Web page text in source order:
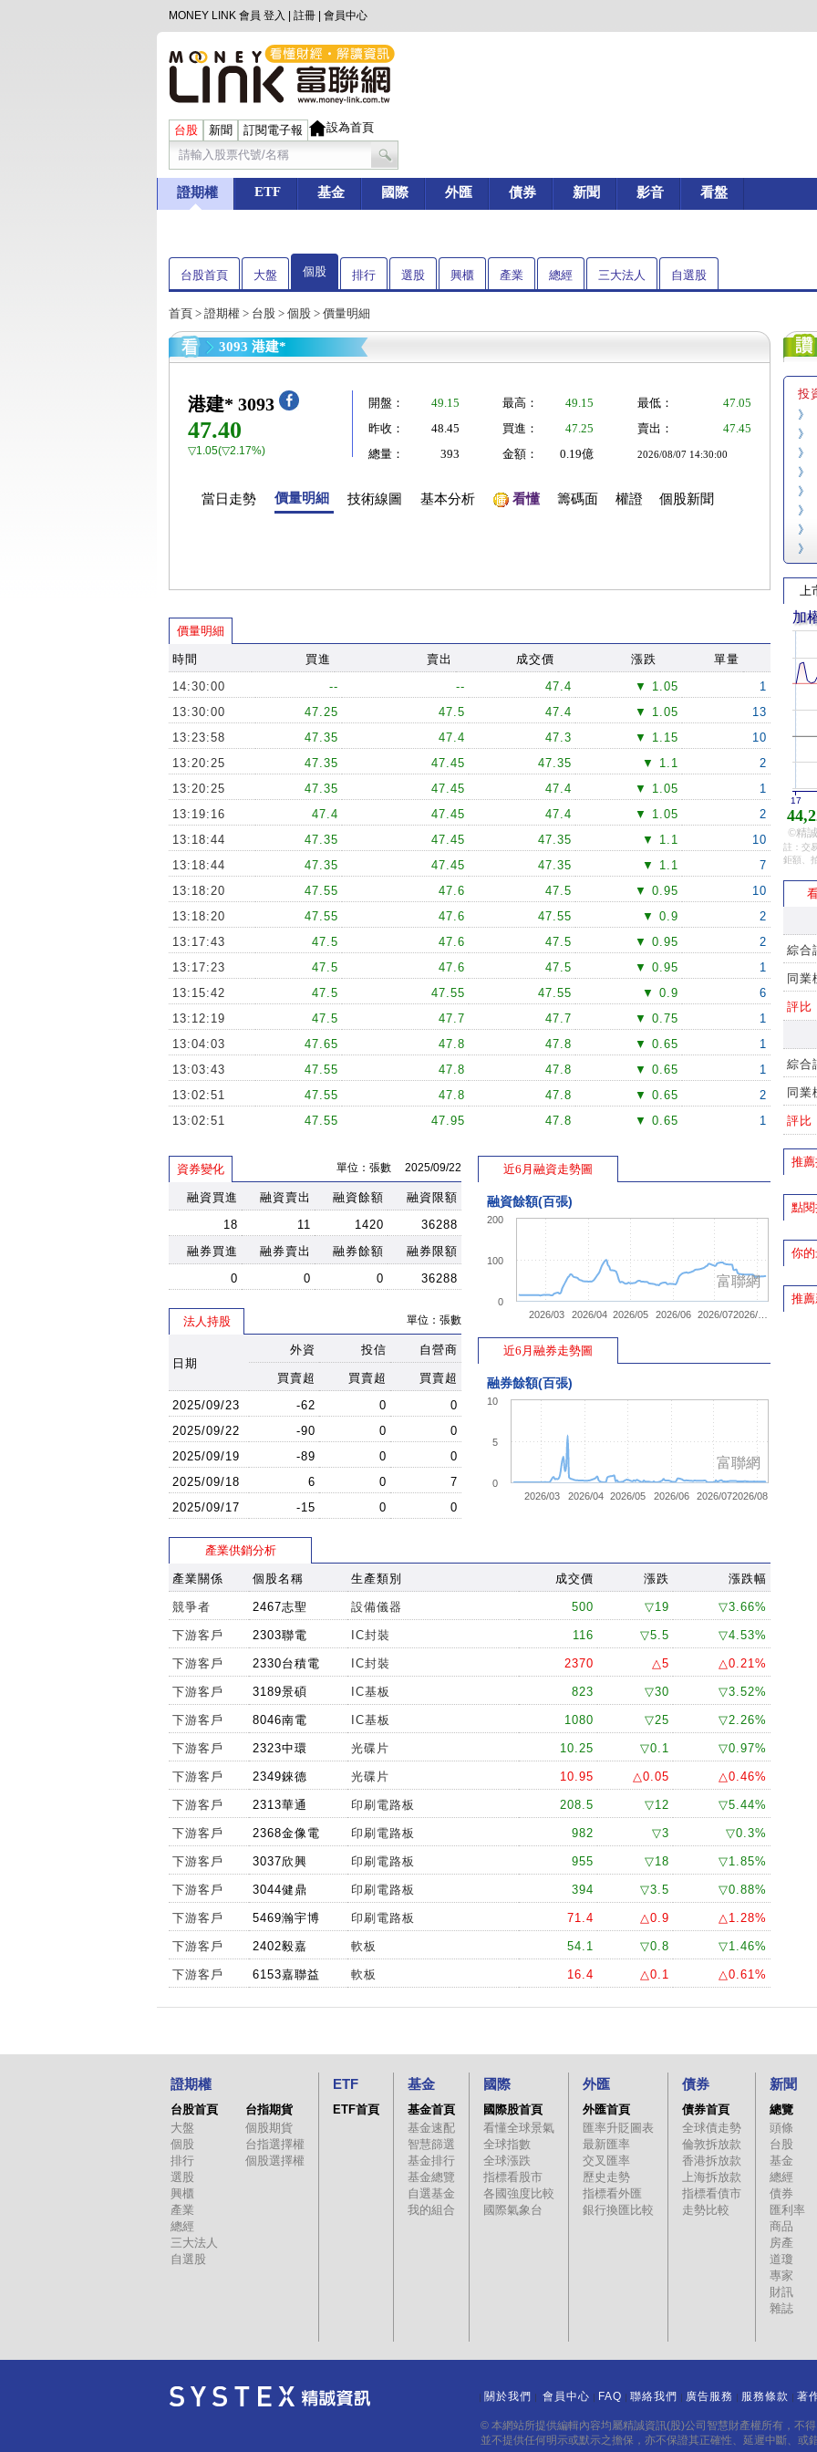
MONEY LINK 會員 登入 註冊 會員中心
台股 新聞 訂閱電子報 設為首頁
證期權 ETF 基金 國際 外匯 債券 新聞 影音 看盤
台股首頁 大盤 個股 排行 選股 興櫃 產業 總經 三大法人 自選股
首頁 > 證期權 > 台股 > 個股 > 價量明細
3093 港建*
港建* 3093
47.40
▽1.05(▽2.17%)
開盤： 49.15 最高： 49.15 最低：
47.05
昨收：
48.45 買進： 47.25 賣出：
47.45
總量：
393 金額： 0.19億 2026/08/07 14:30:00
當日走勢 價量明細 技術線圖 基本分析 看懂 籌碼面 權證 個股新聞
價量明細
時間 買進 賣出 成交價 漲跌
單量
14:30:00
-- -- 47.4 ▼ 1.05
1
13:30:00
47.25 47.5 47.4 ▼ 1.05
13
13:23:58
47.35 47.4 47.3 ▼ 1.15
10
13:20:25
47.35 47.45 47.35 ▼ 1.1
2
13:20:25
47.35 47.45 47.4 ▼ 1.05
1
13:19:16
47.4 47.45 47.4 ▼ 1.05
2
13:18:44
47.35 47.45 47.35 ▼ 1.1
10
13:18:44
47.35 47.45 47.35 ▼ 1.1
7
13:18:20
47.55 47.6 47.5 ▼ 0.95
10
13:18:20
47.55 47.6 47.55 ▼ 0.9
2
13:17:43
47.5 47.6 47.5 ▼ 0.95
2
13:17:23
47.5 47.6 47.5 ▼ 0.95
1
13:15:42
47.5 47.55 47.55 ▼ 0.9
6
13:12:19
47.5 47.7 47.7 ▼ 0.75
1
13:04:03
47.65 47.8 47.8 ▼ 0.65
1
13:03:43
47.55 47.8 47.8 ▼ 0.65
1
13:02:51
47.55 47.8 47.8 ▼ 0.65
2
13:02:51
47.55 47.95 47.8 ▼ 0.65
1
13:00:59
47.8 47.95 47.8
12:59:38
47.7 47.8 47.8
12:59:26
47.65 47.8 47.6 ▼ 0.85
1
12:59:26
47.65 47.8 47.65 ▼ 0.8
47.65 47.75 47.75 ▼ 0.7
1
47.75 ▼ 0.7
1
12:53:57
47.75
47.55 47.7 47.7
47.5 47.75 47.75
12:47:03
47.5 47.85 47.5 ▼ 0.95
1
12:40:45
47.45 47.6 ▼ 0.85
12:40:45
47.6 47.75 47.6 ▼ 0.85
12:40:36
47.6 47.75 47.6 ▼ 0.85
5
12:39:34
47.6 47.75 47.6 ▼ 0.85
1
12:38:43
12:36:45
47.7 ▼ 0.75
3
12:36:45
47.75 ▼ 0.7
2
12:19:47
▼ 0.45
1
12:17:45
47.7 47.9 ▼ 0.55
2
12:15:59
47.55
12:15:56
47.45 47.7 47.7 ▼ 0.75
1
12:01:06
47.35 47.6 47.35 ▼ 1.1
1
11:58:05
47.35 47.6 47.35 ▼ 1.1
1
11:54:30
47.35 47.35 ▼ 1.1
1
11:53:38
47.6 ▼ 0.85
1
11:53:38
47.6 ▼ 0.85
1
11:51:55
▼ 0.85
1
11:51:51
47.65 ▼ 0.8
2
11:51:21
47.65 47.8 ▼ 0.65
1
11:43:46
47.75 47.75 ▼ 0.7
2
11:43:46
47.6 47.75 47.75 ▼ 0.7
1
11:43:39
47.6 47.75 47.6 ▼ 0.85
2
11:32:24
47.1 47.25
11:22:09
47.35 47.5 47.35
11:19:38
47.55
11:19:38
47.55
11:17:09
47.7 47.5 ▼ 0.95
11:17:09
47.7 ▼ 0.95
11:14:50
10:46:49
47.6 47.6 ▼ 0.85
3
47.85 ▼ 0.6
6
47.9 ▼ 0.55 1
資券變化 單位：張數 2025/09/22
融資買進 融資賣出 融資餘額
融資限額
18
11 1420
36288
融券買進
融券賣出 融券餘額
融券限額
0
0 0 36288
法人持股 單位：張數
日期
外資 投信 自營商
買賣超 買賣超
買賣超
2025/09/23
-62 0
0
2025/09/22
-90 0
0
2025/09/19
-89 0
0
2025/09/18
6 0
7
2025/09/17
-15 0 0
近6月融資走勢圖
融資餘額(百張)
2026/03 2026/04 2026/05 2026/06 2026/072026/…
0
100
200
富聯網
近6月融券走勢圖
融券餘額(百張)
2026/03 2026/04 2026/05 2026/06 2026/072026/08
0
5
10
富聯網
產業供銷分析
產業關係 個股名稱 生產類別 成交價 漲跌 漲跌幅
競爭者 2467志聖 設備儀器 500 ▽19 ▽3.66%
下游客戶 2303聯電 IC封裝 116 ▽5.5 ▽4.53%
下游客戶 2330台積電 IC封裝 2370 △5 △0.21%
下游客戶 3189景碩 IC基板 823 ▽30 ▽3.52%
下游客戶 8046南電 IC基板 1080 ▽25 ▽2.26%
下游客戶 2323中環 光碟片 10.25 ▽0.1 ▽0.97%
下游客戶 2349錸德 光碟片 10.95 △0.05 △0.46%
下游客戶 2313華通 印刷電路板 208.5 ▽12 ▽5.44%
下游客戶 2368金像電 印刷電路板 982 ▽3 ▽0.3%
下游客戶 3037欣興 印刷電路板 955 ▽18 ▽1.85%
下游客戶 3044健鼎 印刷電路板 394 ▽3.5 ▽0.88%
下游客戶 5469瀚宇博 印刷電路板 71.4 △0.9 △1.28%
下游客戶 2402毅嘉 軟板 54.1 ▽0.8 ▽1.46%
下游客戶 6153嘉聯益 軟板 16.4 △0.1 △0.61%
投
》
》
》
》
》
》
》
》
上
加
17
©精
註：交
鉅額、
綜合
同業
評比
綜合
同業
評比
推
點
你
推
證期權
台股首頁
大盤
個股
排行
選股
興櫃
產業
總經
三大法人
自選股
台指期貨
個股期貨
台指選擇權
個股選擇權
ETF
ETF首頁
基金
基金首頁
基金速配
智慧篩選
基金排行
基金總覽
自選基金
我的組合
國際
國際股首頁
看懂全球景氣
全球指數
全球漲跌
指標看股市
各國強度比較
國際氣象台
外匯
外匯首頁
匯率升貶圖表
最新匯率
交叉匯率
歷史走勢
指標看外匯
銀行換匯比較
債券
債券首頁
全球債走勢
倫敦拆放款
香港拆放款
上海拆放款
指標看債市
走勢比較
新聞
總覽
頭條
台股
基金
總經
債券
匯利率
商品
房產
道瓊
專家
財訊
雜誌
關於我們 會員中心 FAQ 聯絡我們 廣告服務 服務條款 著
© 本網站所提供編輯內容均屬精誠資訊(股)公司智慧財產權所有，不
並不提供任何明示或默示之擔保，亦不保證其正確性、延遲中斷、或